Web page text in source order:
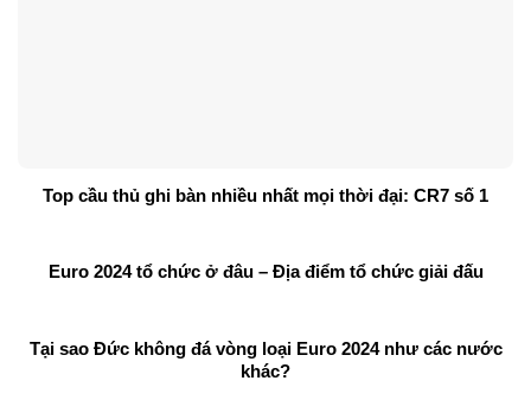
Top cầu thủ ghi bàn nhiều nhất mọi thời đại: CR7 số 1
Euro 2024 tổ chức ở đâu – Địa điểm tổ chức giải đấu
Tại sao Đức không đá vòng loại Euro 2024 như các nước
khác?